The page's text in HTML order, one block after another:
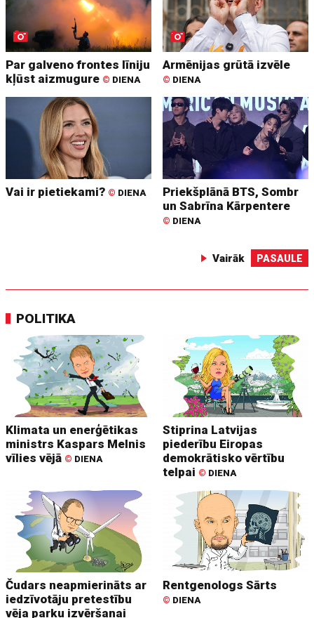
Par galveno frontes līniju
kļūst aizmugure © DIENA
Armēnijas grūtā izvēle
© DIENA
Vai ir pietiekami? © DIENA
Priekšplānā BTS, Sombr
un Sabrīna Kārpentere
© DIENA
Vairāk PASAULE
POLITIKA
Klimata un enerģētikas
ministrs Kaspars Melnis
vīlies vējā © DIENA
Stiprina Latvijas
piederību Eiropas
demokrātisko vērtību
telpai © DIENA
Čudars neapmierināts ar
iedzīvotāju pretestību
vēja parku izvēršanai
Rentgenologs Sārts
© DIENA